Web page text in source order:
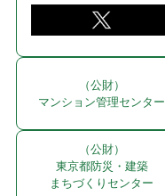
（公財）
マンション管理センター
（公財）
東京都防災・建築
まちづくりセンター